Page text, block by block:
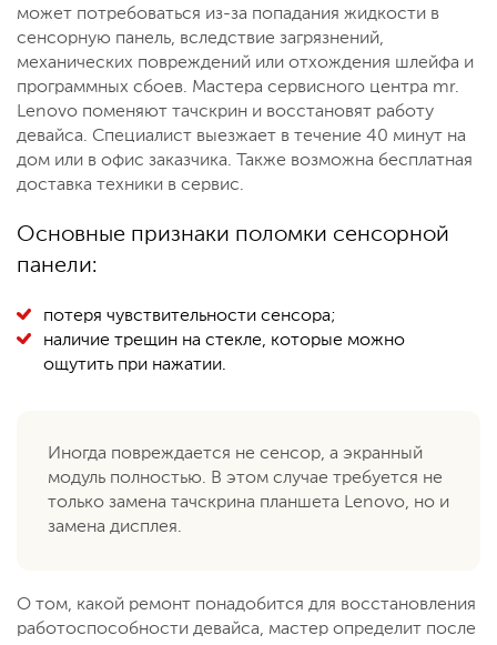
может потребоваться из-за попадания жидкости в
сенсорную панель, вследствие загрязнений,
механических повреждений или отхождения шлейфа и
программных сбоев. Мастера сервисного центра mr.
Lenovo поменяют тачскрин и восстановят работу
девайса. Специалист выезжает в течение 40 минут на
дом или в офис заказчика. Также возможна бесплатная
доставка техники в сервис.
Основные признаки поломки сенсорной
панели:
потеря чувствительности сенсора;
наличие трещин на стекле, которые можно
ощутить при нажатии.
Иногда повреждается не сенсор, а экранный
модуль полностью. В этом случае требуется не
только замена тачскрина планшета Lenovo, но и
замена дисплея.
О том, какой ремонт понадобится для восстановления
работоспособности девайса, мастер определит после